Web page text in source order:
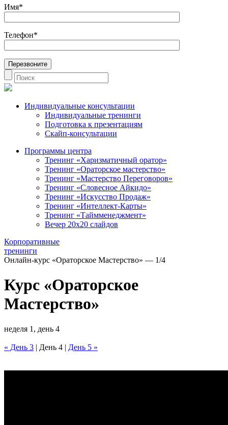
Имя*
Телефон*
Индивидуальные консультации
Индивидуальные тренинги
Подготовка к презентациям
Скайп-консультации
Программы центра
Тренинг «Харизматичный оратор»
Тренинг «Ораторское мастерство»
Тренинг «Мастерство Переговоров»
Тренинг «Словесное Айкидо»
Тренинг «Искусство Продаж»
Тренинг «Интеллект-Карты»
Тренинг «Таймменеджмент»
Вечер 20х20 слайдов
Корпоративные
тренинги
Онлайн-курс «Ораторское Мастерство» — 1/4
Курс «Ораторское
Мастерство»
неделя 1, день 4
« День 3 | День 4 | День 5 »